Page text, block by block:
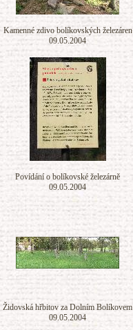
Kamenné zdivo bolíkovských železáren
09.05.2004
Povídání o bolíkovské železárně
09.05.2004
Židovská hřbitov za Dolním Bolíkovem
09.05.2004